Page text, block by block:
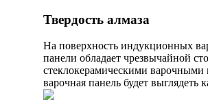
Твердость алмаза
На поверхность индукционных
панели обладает чрезвычайной
стеклокерамическими
варочная панель будет выглядеть